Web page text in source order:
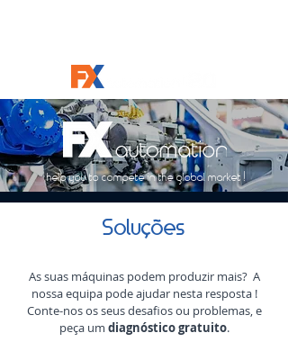
help you to compete in the global market !
Soluções
As suas máquinas podem produzir mais? A
nossa equipa pode ajudar nesta resposta !
Conte-nos os seus desafios ou problemas, e
peça um diagnóstico gratuito.